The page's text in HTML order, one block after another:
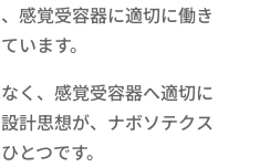
感覚受容器に適切に働き
います。
く、感覚受容器へ適切に
計思想が、ナボソテクス
とつです。